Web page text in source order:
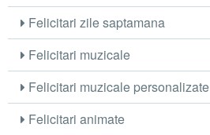
Felicitari zile saptamana
Felicitari muzicale
Felicitari muzicale personalizate
Felicitari animate